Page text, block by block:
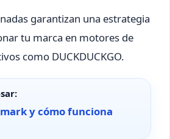
garantizan una estrategia
tu marca en motores de
como DUCKDUCKGO.
y cómo funciona